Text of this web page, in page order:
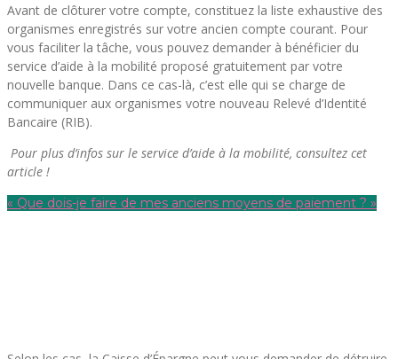
Avant de clôturer votre compte, constituez la liste exhaustive des
organismes enregistrés sur votre ancien compte courant. Pour
vous faciliter la tâche, vous pouvez demander à bénéficier du
service d’aide à la mobilité proposé gratuitement par votre
nouvelle banque. Dans ce cas-là, c’est elle qui se charge de
communiquer aux organismes votre nouveau Relevé d’Identité
Bancaire (RIB).
Pour plus d’infos sur le service d’aide à la mobilité, consultez cet
article !
« Que dois-je faire de mes anciens moyens de paiement ? »